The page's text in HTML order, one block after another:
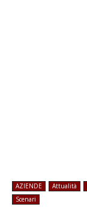
AZIENDE Attualità
Scenari